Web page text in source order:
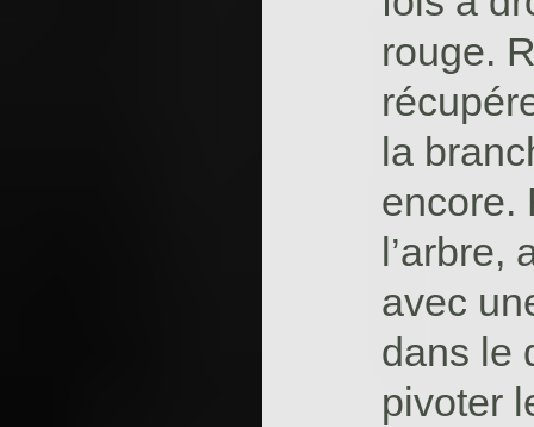
rouge.
la
encore.
l’arbre,
avec
dans le
pivoter